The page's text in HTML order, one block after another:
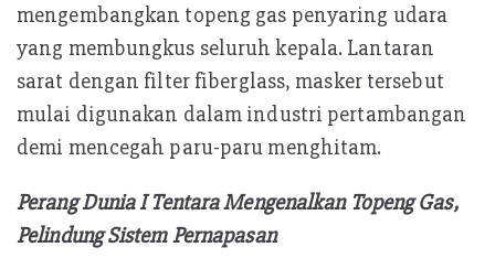
mengembangkan topeng gas penyaring udara
yang membungkus seluruh kepala. Lantaran
sarat dengan filter fiberglass, masker tersebut
mulai digunakan dalam industri pertambangan
demi mencegah paru-paru menghitam.
Perang Dunia I Tentara Mengenalkan Topeng Gas,
Pelindung Sistem Pernapasan